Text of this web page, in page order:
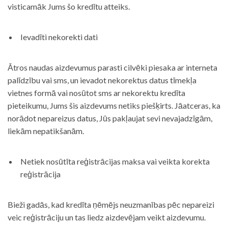
visticamāk Jums šo kredītu atteiks.
Ievadīti nekorekti dati
Ātros naudas aizdevumus parasti cilvēki piesaka ar interneta
palīdzību vai sms, un ievadot nekorektus datus tīmekļa
vietnes formā vai nosūtot sms ar nekorektu kredīta
pieteikumu, Jums šis aizdevums netiks piešķirts. Jāatceras, ka
norādot nepareizus datus, Jūs pakļaujat sevi nevajadzīgām,
liekām nepatikšanām.
Netiek nosūtīta reģistrācijas maksa vai veikta korekta
reģistrācija
Bieži gadās, kad kredīta ņēmējs neuzmanības pēc nepareizi
veic reģistrāciju un tas liedz aizdevējam veikt aizdevumu.